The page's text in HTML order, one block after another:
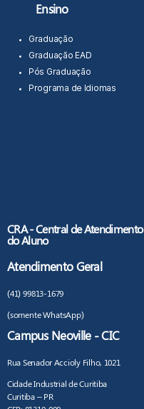
Ensino
Graduação
Graduação EAD
Pós Graduação
Programa de Idiomas
CRA - Central de Atendimento
do Aluno
Atendimento Geral
(41) 99813-1679
(somente WhatsApp)
Campus Neoville - CIC
Rua Senador Accioly Filho, 1021
Cidade Industrial de Curitiba
Curitiba – PR